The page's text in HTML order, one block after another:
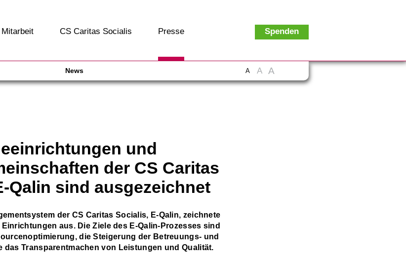
Mitarbeit CS Caritas Socialis Presse Spenden
A A A
News
und
der CS Caritas
Qalin sind ausgezeichnet
der CS Caritas Socialis, E-Qalin, zeichnete
Einrichtungen aus. Die Ziele des E-Qalin-Prozesses sind
die Steigerung der Betreuungs- und
das Transparentmachen von Leistungen und Qualität.